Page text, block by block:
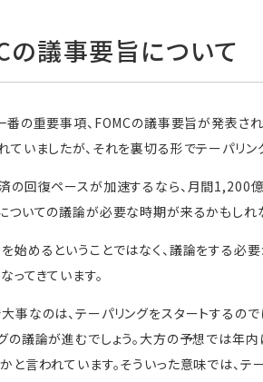
の議事要旨について
番の重要事項、FOMCの議事要旨が発表さ
ていましたが、それを裏切る形でテーパリ
の回復ペースが加速するなら、月間1,200
ついての議論が必要な時期が来るかもしれ
始めるということではなく、議論をする必
ってきています。
事なのは、テーパリングをスタートするので
の議論が進むでしょう。大方の予想では年
と言われています。そういった意味では、テ